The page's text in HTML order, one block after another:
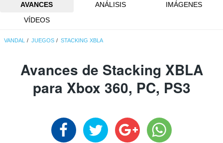
AVANCES
ANÁLISIS
IMÁGENES
VÍDEOS
VANDAL JUEGOS STACKING XBLA
Avances de Stacking XBLA
para Xbox 360, PC, PS3